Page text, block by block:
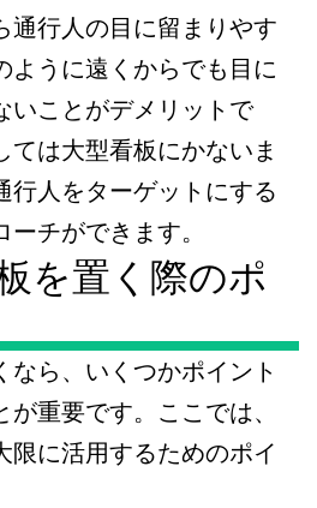
通行人の目に留まりやす
ように遠くからでも目に
いことがデメリットで
ては大型看板にかないま
行人をターゲットにする
チができます。
を置く際のポ
なら、いくつかポイント
重要です。ここでは、
限に活用するためのポイ